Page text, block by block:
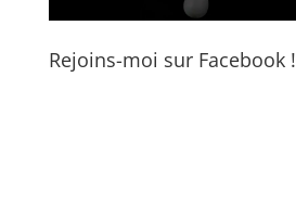
Rejoins-moi sur Facebook !